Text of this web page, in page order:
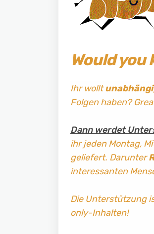
Would you
Ihr wollt
Folgen haben?
Dann werdet
ihr jeden Montag,
geliefert. Darunter
interessanten
Die Unterstützung
only-Inhalten!